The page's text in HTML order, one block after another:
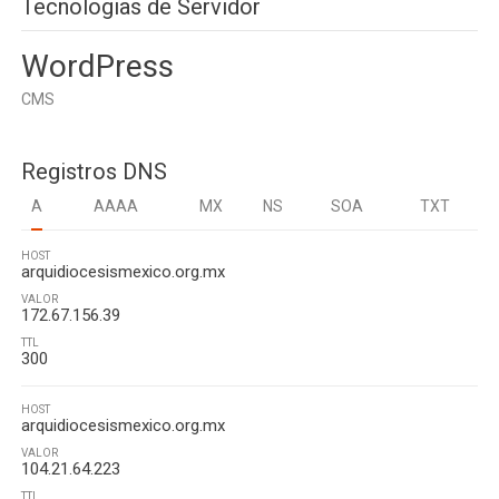
Tecnologias de Servidor
WordPress
CMS
Registros DNS
A AAAA MX NS SOA TXT
HOST
arquidiocesismexico.org.mx
VALOR
172.67.156.39
TTL
300
HOST
arquidiocesismexico.org.mx
VALOR
104.21.64.223
TTL